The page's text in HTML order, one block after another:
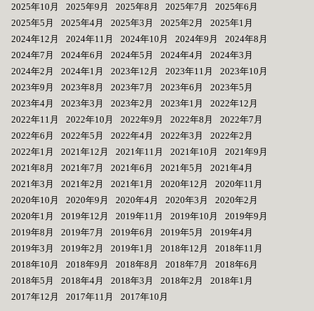
2025年10月
2025年9月 2025年8月 2025年7月
2025年6月
2025年5月
2025年4月 2025年3月 2025年2月
2025年1月
2024年12月
2024年11月 2024年10月 2024年9月
2024年8月
2024年7月
2024年6月 2024年5月 2024年4月
2024年3月
2024年2月
2024年1月 2023年12月 2023年11月
2023年10月
2023年9月
2023年8月 2023年7月 2023年6月
2023年5月
2023年4月
2023年3月 2023年2月 2023年1月
2022年12月
2022年11月
2022年10月 2022年9月 2022年8月
2022年7月
2022年6月
2022年5月 2022年4月 2022年3月
2022年2月
2022年1月
2021年12月 2021年11月 2021年10月
2021年9月
2021年8月
2021年7月 2021年6月 2021年5月
2021年4月
2021年3月
2021年2月 2021年1月 2020年12月
2020年11月
2020年10月
2020年9月 2020年4月 2020年3月
2020年2月
2020年1月
2019年12月 2019年11月 2019年10月
2019年9月
2019年8月
2019年7月 2019年6月 2019年5月
2019年4月
2019年3月
2019年2月 2019年1月 2018年12月
2018年11月
2018年10月
2018年9月 2018年8月 2018年7月
2018年6月
2018年5月
2018年4月 2018年3月 2018年2月
2018年1月
2017年12月
2017年11月 2017年10月